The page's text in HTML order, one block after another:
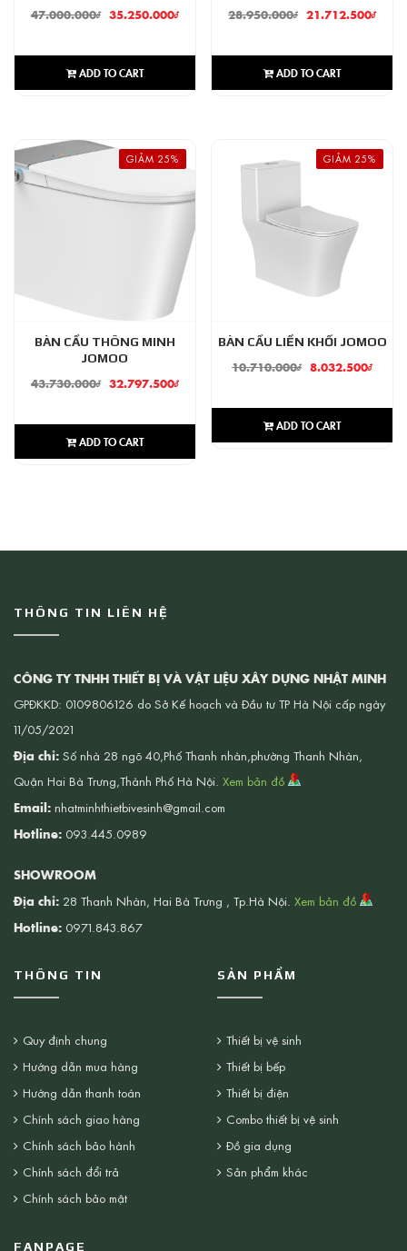
47.000.000₫ 35.250.000₫
ADD TO CART
28.950.000₫ 21.712.500₫
ADD TO CART
GIẢM 25%
BÀN CẦU THÔNG MINH
JOMOO
43.730.000₫ 32.797.500₫
ADD TO CART
GIẢM 25%
BÀN CẦU LIỀN KHỐI JOMOO
10.710.000₫ 8.032.500₫
ADD TO CART
THÔNG TIN LIÊN HỆ
CÔNG TY TNHH THIẾT BỊ VÀ VẬT LIỆU XÂY DỰNG NHẬT MINH
GPĐKKD: 0109806126 do Sở Kế hoạch và Đầu tư TP Hà Nội cấp ngày
11/05/2021
Địa chỉ: Số nhà 28 ngõ 40,Phố Thanh nhàn,phường Thanh Nhàn,
Quận Hai Bà Trưng,Thành Phố Hà Nội. Xem bản đồ
Email: nhatminhthietbivesinh@gmail.com
Hotline: 093.445.0989
SHOWROOM
Địa chỉ: 28 Thanh Nhàn, Hai Bà Trưng , Tp.Hà Nội. Xem bản đồ
Hotline: 0971.843.867
THÔNG TIN
Quy định chung
Hướng dẫn mua hàng
Hướng dẫn thanh toán
Chính sách giao hàng
Chính sách bảo hành
Chính sách đổi trả
Chính sách bảo mật
SẢN PHẨM
Thiết bị vệ sinh
Thiết bị bếp
Thiết bị điện
Combo thiết bị vệ sinh
Đồ gia dụng
Sản phẩm khác
FANPAGE